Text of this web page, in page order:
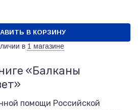
В КОРЗИНУ
в 1 магазине
«Балканы
помощи Российской